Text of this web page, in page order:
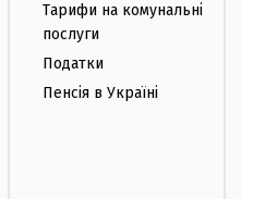
Тарифи на комунальні
послуги
Податки
Пенсія в Україні